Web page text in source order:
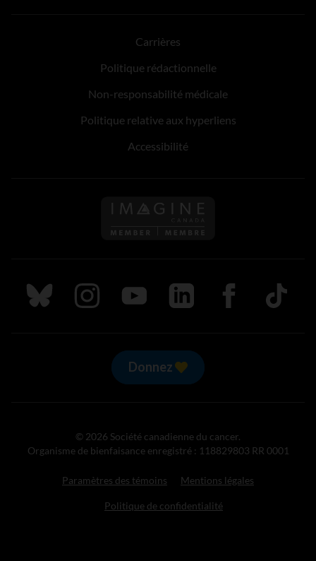
Carrières
Politique rédactionnelle
Non-responsabilité médicale
Politique relative aux hyperliens
Accessibilité
Suivez nous sur Bluesky
Suivez nous sur Instagram
Suivez nous sur Youtube
Suivez nous sur LinkedIn
Suivez nous sur
TikTok
Donnez
© 2026 Société canadienne du cancer.
Organisme de bienfaisance enregistré : 118829803 RR 0001
Paramètres des témoins Mentions légales
Politique de confidentialité